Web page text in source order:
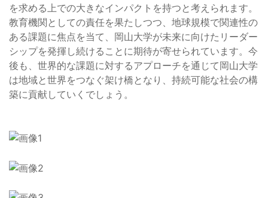
を求める上での大きなインパクトを持つと考えられます。
教育機関としての責任を果たしつつ、地球規模で関連性の
ある課題に焦点を当て、岡山大学が未来に向けたリーダー
シップを発揮し続けることに期待が寄せられています。今
後も、世界的な課題に対するアプローチを通じて岡山大学
は地域と世界をつなぐ架け橋となり、持続可能な社会の構
築に貢献していくでしょう。